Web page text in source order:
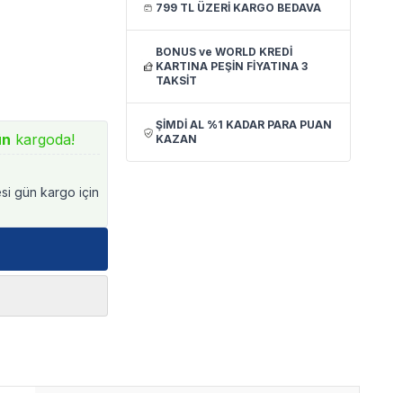
kargoda!
gün kargo için
799 TL ÜZERİ KARGO BEDAVA
BONUS ve WORLD KREDİ
KARTINA PEŞİN FİYATINA 3
TAKSİT
ŞİMDİ AL %1 KADAR PARA PUAN
KAZAN